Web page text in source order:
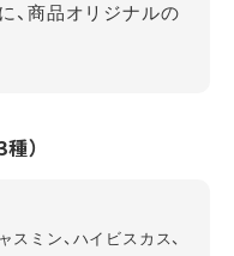
、商品オリジナルの
）
スミン、ハイビスカス、